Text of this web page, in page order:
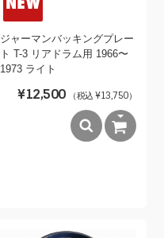
ジャーマンバッキングプレー
ト T-3 リアドラム用 1966〜
1973 ライト
¥12,500 （税込 ¥13,750）